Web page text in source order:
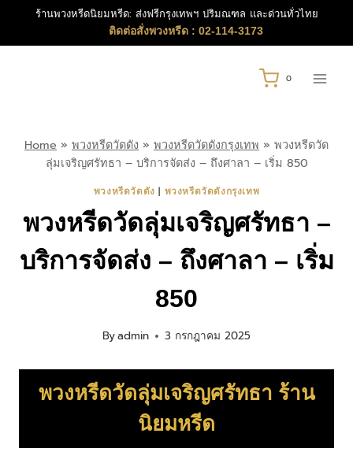
content
ร้านพวงหรีดนิยมหรีด: ส่งฟรีกรุงเทพฯ ปริมณฑล และด่วนทั่วไทย
ติดต่อสั่งพวงหรีด : 02-114-3173
0
Home » พวงหรีดวัดดัง » พวงหรีดวัดดังกรุงเทพ » พวงหรีดวัด
ลุ่มเจริญศรัทธา – บริการจัดส่ง – ถึงศาลา – เริ่ม 850
พวงหรีดวัดดัง | พวงหรีดวัดดังกรุงเทพ
พวงหรีดวัดลุ่มเจริญศรัทธา –
บริการจัดส่ง – ถึงศาลา – เริ่ม
850
Byadmin 3 กรกฎาคม 2025
พวงหรีดวัดลุ่มเจริญศรัทธา ร้าน
นิยมหรีด